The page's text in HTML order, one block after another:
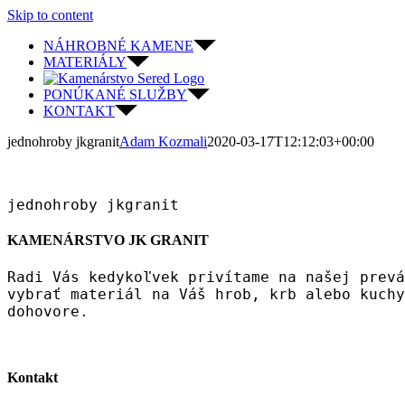
Skip to content
NÁHROBNÉ KAMENE
MATERIÁLY
PONÚKANÉ SLUŽBY
KONTAKT
jednohroby jkgranitAdam Kozmali2020-03-17T12:12:03+00:00
jednohroby jkgranit
KAMENÁRSTVO JK GRANIT
Radi Vás kedykoľvek privítame na našej
vybrať materiál na Váš hrob, krb alebo
dohovore.
Kontakt